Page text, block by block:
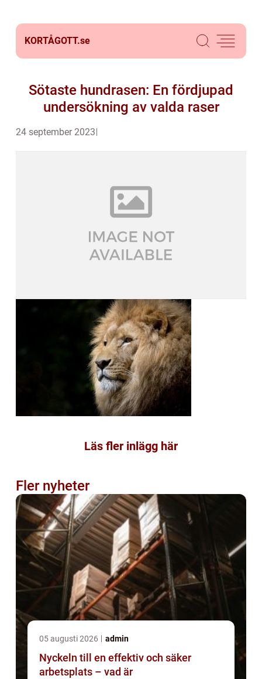
KORTÅGOTT.se
Sötaste hundrasen: En fördjupad
undersökning av valda raser
24 september 2023
Läs fler inlägg här
Fler nyheter
05 augusti 2026 admin
Nyckeln till en effektiv och säker
arbetsplats – vad är